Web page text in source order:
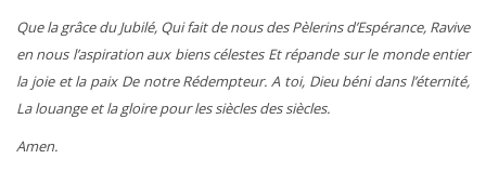
Que la grâce du Jubilé, Qui fait de nous des Pèlerins d’Espérance, Ravive
en nous l’aspiration aux biens célestes Et répande sur le monde entier
la joie et la paix De notre Rédempteur. A toi, Dieu béni dans l’éternité,
La louange et la gloire pour les siècles des siècles.
Amen.